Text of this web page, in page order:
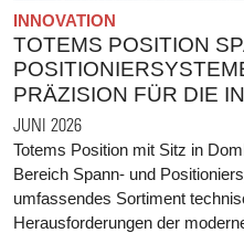
INNOVATION
TOTEMS POSITION
PRÄZISION FÜR DIE
JUNI 2026
Totems Position mit Sitz in
Bereich Spann- und
umfassendes Sortiment
Herausforderungen der